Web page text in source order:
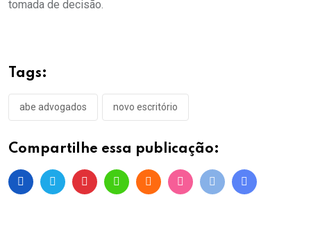
tomada de decisão.
Tags:
abe advogados novo escritório
Compartilhe essa publicação: